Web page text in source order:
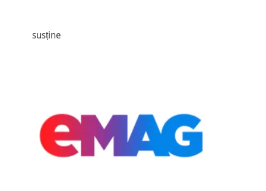
susține